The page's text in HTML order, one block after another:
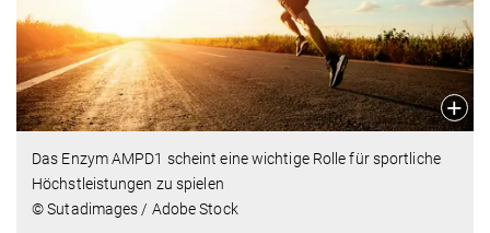
Das Enzym AMPD1 scheint eine wichtige Rolle für sportliche
Höchstleistungen zu spielen
© Sutadimages / Adobe Stock